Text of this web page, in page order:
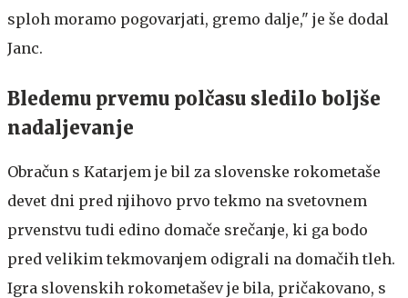
sploh moramo pogovarjati, gremo dalje," je še dodal
Janc.
Bledemu prvemu polčasu sledilo boljše
nadaljevanje
Obračun s Katarjem je bil za slovenske rokometaše
devet dni pred njihovo prvo tekmo na svetovnem
prvenstvu tudi edino domače srečanje, ki ga bodo
pred velikim tekmovanjem odigrali na domačih tleh.
Igra slovenskih rokometašev je bila, pričakovano, s